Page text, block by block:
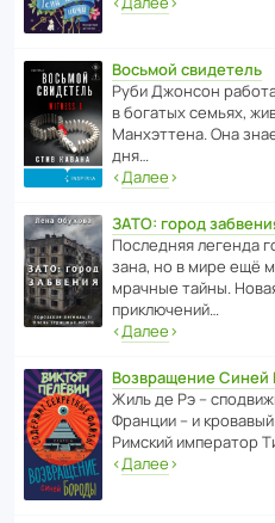
Восьмой свидетель
Руби Джонсон
в богатых семьях,
Манх­эт­тена. Она
дня…
‹Далее›
ЗАТО: город
После­дняя легенда
зана, но в мире ещё
мрачные тайны.
приключений…
‹Далее›
Возвращение Синей
Жиль де Рэ –
Франции – и
Римский импе­ратор
‹Далее›